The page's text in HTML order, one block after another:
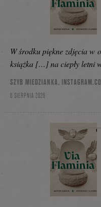
W środku piękne zdjęcia w
książka […] na ciepły letni
SZYB MIEDZIANKA,
6 SIERPNIA 2026